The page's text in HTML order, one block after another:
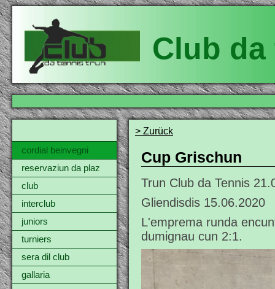
Club
cordial beinvegni
reservaziun da plaz
club
interclub
juniors
turniers
sera dil club
gallaria
> Zurück
Cup Grischun
Trun Club da Tennis
Gliendisdis 15.06.2020
L'emprema runda
dumignau cun 2:1.